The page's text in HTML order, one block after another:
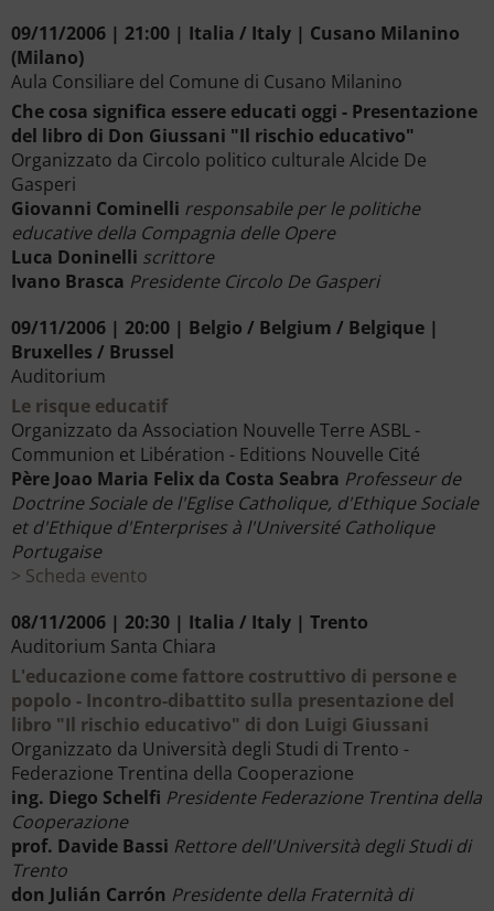
09/11/2006 | 21:00 | Italia / Italy | Cusano Milanino
(Milano)
Aula Consiliare del Comune di Cusano Milanino
Che cosa significa essere educati oggi - Presentazione
del libro di Don Giussani "Il rischio educativo"
Organizzato da Circolo politico culturale Alcide De
Gasperi
Giovanni Cominelli responsabile per le politiche
educative della Compagnia delle Opere
Luca Doninelli scrittore
Ivano Brasca Presidente Circolo De Gasperi
09/11/2006 | 20:00 | Belgio / Belgium / Belgique |
Bruxelles / Brussel
Auditorium
Le risque educatif
Organizzato da Association Nouvelle Terre ASBL -
Communion et Libération - Editions Nouvelle Cité
Père Joao Maria Felix da Costa Seabra Professeur de
Doctrine Sociale de l'Eglise Catholique, d'Ethique Sociale
et d'Ethique d'Enterprises à l'Université Catholique
Portugaise
Scheda evento
08/11/2006 | 20:30 | Italia / Italy | Trento
Auditorium Santa Chiara
L'educazione come fattore costruttivo di persone e
popolo - Incontro-dibattito sulla presentazione del
libro "Il rischio educativo" di don Luigi Giussani
Organizzato da Università degli Studi di Trento -
Federazione Trentina della Cooperazione
ing. Diego Schelfi Presidente Federazione Trentina della
Cooperazione
prof. Davide Bassi Rettore dell'Università degli Studi di
Trento
don Julián Carrón Presidente della Fraternità di